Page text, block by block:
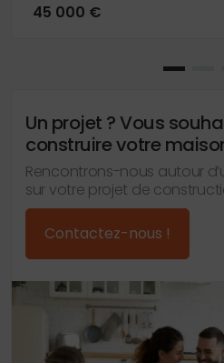
45 000 €
Un projet ? Vous
construire votre
Rencontrons-nous autour
sur votre projet de
Contactez-nous !